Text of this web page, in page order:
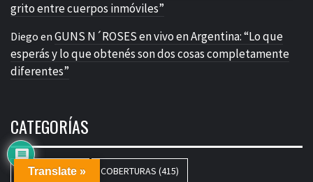
grito entre cuerpos inmóviles”
Diego en GUNS N´ROSES en vivo en Argentina: “Lo que
esperás y lo que obtenés son dos cosas completamente
diferentes”
CATEGORÍAS
AGENDA(3420) COBERTURAS (415)
Translate »